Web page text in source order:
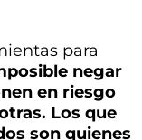
son quienes
en
mejor su
cierto es que
la adopción
mucho más